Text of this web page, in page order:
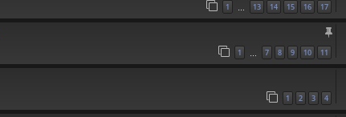
1 13 14 15 16 17
1 7 8 9 10 11
1 2 3 4